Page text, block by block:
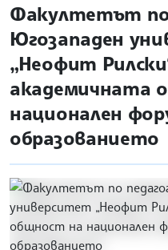
site.bta
Факултетът по
Югозападен
„Неофит
академичната
национален
образованието